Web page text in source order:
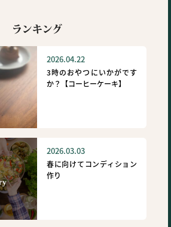
ランキング
2026.04.22
3時のおやつにいかがです
か？【コーヒーケーキ】
2026.03.03
春に向けてコンディション
作り